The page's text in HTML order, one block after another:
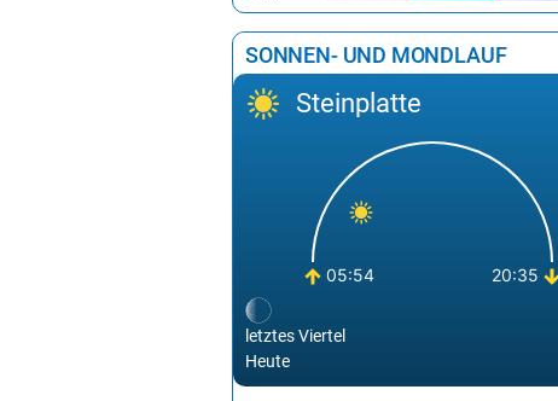
SONNEN- UND MONDLAUF
Steinplatte
05:54 20:35
letztes Viertel
Heute